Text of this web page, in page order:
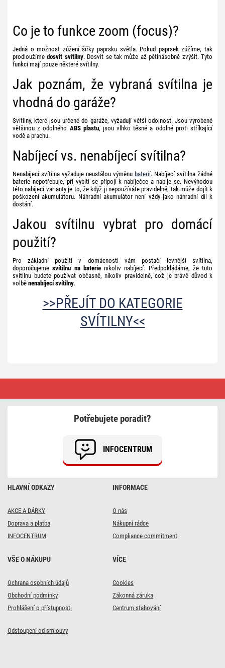
Co je to funkce zoom (focus)?
Jedná o možnost zúžení šířky paprsku světla. Pokud paprsek zúžíme, tak
prodloužímedosvit svítilny. Dosvit se tak může až pětinásobně zvýšit. Tyto
funkci mají pouze některé svítilny.
Jak poznám, že vybraná svítilna je
vhodná do garáže?
Svítilny, které jsou určené do garáže, vyžadují větší odolnost. Jsou vyrobené
většinou z odolného ABS plastu, jsou vlhko těsné a odolné proti stříkající
vodě a prachu.
Nabíjecí vs. nenabíjecí svítilna?
Nenabíjecí svítilna vyžaduje neustálou výměnu baterií. Nabíjecí svítilna žádné
baterie nepotřebuje, při vybití se připojí k nabíječce a nabije se. Nevýhodou
této nabíjecí varianty je to, že když ji nepoužíváte pravidelně, tak může dojít k
poškození akumulátoru. Náhradní akumulátor není vždy jako náhradní díl k
dostání.
Jakou svítilnu vybrat pro domácí
použití?
Pro základní použití v domácnosti vám postačí levnější svítilna,
doporučujemesvítilnu na baterienikoliv nabíjecí. Předpokládáme, že tuto
svítilnu budete používat občasně, nikoliv pravidelně, což je právě důvod k
volbě nenabíjecí svítilny.
>>PŘEJÍT DO KATEGORIE
SVÍTILNY<<
HLAVNÍ ODKAZY
AKCE A DÁRKY
Doprava a platba
INFOCENTRUM
INFORMACE
O nás
Nákupní rádce
Compliance commitment
VŠE O NÁKUPU
Ochrana osobních údajů
Obchodní podmínky
Prohlášení o přístupnosti
VÍCE
Cookies
Zákonná záruka
Centrum stahování
Odstoupení od smlouvy
Potřebujete poradit?
INFOCENTRUM